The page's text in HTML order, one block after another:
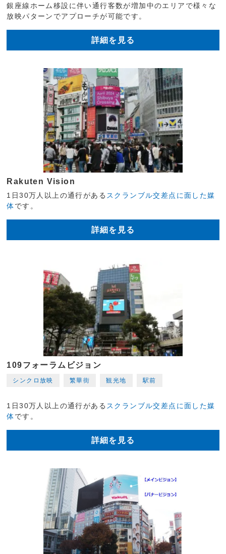
銀座線ホーム移設に伴い通行客数が増加中のエリアで様々な
放映パターンでアプローチが可能です。
詳細を見る
Rakuten Vision
1日30万人以上の通行がある スクランブル交差点に面した媒
体です。
詳細を見る
109フォーラムビジョン
シンクロ放映 繁華街 観光地 駅前
1日30万人以上の通行がある スクランブル交差点に面した媒
体です。
詳細を見る